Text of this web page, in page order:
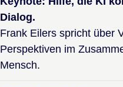
Dialog.
Frank Eilers spricht über
Perspektiven im
Mensch.